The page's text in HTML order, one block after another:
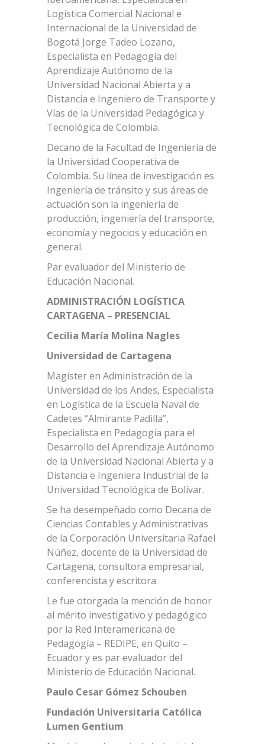
Logística Comercial Nacional e
Internacional de la Universidad de
Bogotá Jorge Tadeo Lozano,
Especialista en Pedagogía del
Aprendizaje Autónomo de la
Universidad Nacional Abierta y a
Distancia e Ingeniero de Transporte y
Vías de la Universidad Pedagógica y
Tecnológica de Colombia.
Decano de la Facultad de Ingeniería de
la Universidad Cooperativa de
Colombia. Su línea de investigación es
Ingeniería de tránsito y sus áreas de
actuación son la ingeniería de
producción, ingeniería del transporte,
economía y negocios y educación en
general.
Par evaluador del Ministerio de
Educación Nacional.
ADMINISTRACIÓN LOGÍSTICA
CARTAGENA – PRESENCIAL
Cecilia María Molina Nagles
Universidad de Cartagena
Magíster en Administración de la
Universidad de los Andes, Especialista
en Logística de la Escuela Naval de
Cadetes “Almirante Padilla”,
Especialista en Pedagogía para el
Desarrollo del Aprendizaje Autónomo
de la Universidad Nacional Abierta y a
Distancia e Ingeniera Industrial de la
Universidad Tecnológica de Bolívar.
Se ha desempeñado como Decana de
Ciencias Contables y Administrativas
de la Corporación Universitaria Rafael
Núñez, docente de la Universidad de
Cartagena, consultora empresarial,
conferencista y escritora.
Le fue otorgada la mención de honor
al mérito investigativo y pedagógico
por la Red Interamericana de
Pedagogía – REDIPE, en Quito –
Ecuador y es par evaluador del
Ministerio de Educación Nacional.
Paulo Cesar Gómez Schouben
Fundación Universitaria Católica
Lumen Gentium